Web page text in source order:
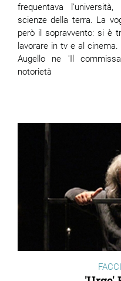
frequentava
scienze della terra. La
però il sopravvento: si è
lavorare in tv e al
Augello ne 'Il
notorietà